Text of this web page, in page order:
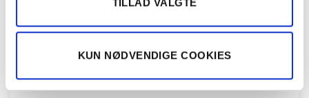
KUN NØDVENDIGE COOKIES